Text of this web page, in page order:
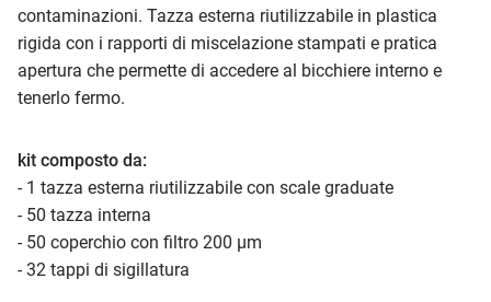
contaminazioni. Tazza esterna riutilizzabile in plastica
rigida con i rapporti di miscelazione stampati e pratica
apertura che permette di accedere al bicchiere interno e
tenerlo fermo.
kit composto da:
- 1 tazza esterna riutilizzabile con scale graduate
- 50 tazza interna
- 50 coperchio con filtro 200 µm
- 32 tappi di sigillatura